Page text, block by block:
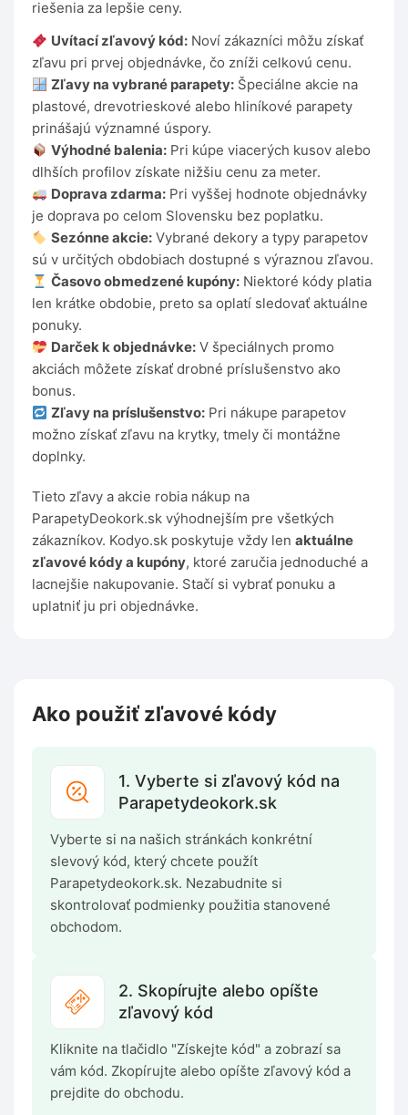
riešenia za lepšie ceny.
Uvítací zľavový kód: Noví zákazníci môžu získať
zľavu pri prvej objednávke, čo zníži celkovú cenu.
Zľavy na vybrané parapety: Špeciálne akcie na
plastové, drevotrieskové alebo hliníkové parapety
prinášajú významné úspory.
Výhodné balenia: Pri kúpe viacerých kusov alebo
dlhších profilov získate nižšiu cenu za meter.
Doprava zdarma: Pri vyššej hodnote objednávky
je doprava po celom Slovensku bez poplatku.
Sezónne akcie: Vybrané dekory a typy parapetov
sú v určitých obdobiach dostupné s výraznou zľavou.
Časovo obmedzené kupóny: Niektoré kódy platia
len krátke obdobie, preto sa oplatí sledovať aktuálne
ponuky.
Darček k objednávke: V špeciálnych promo
akciách môžete získať drobné príslušenstvo ako
bonus.
Zľavy na príslušenstvo: Pri nákupe parapetov
možno získať zľavu na krytky, tmely či montážne
doplnky.
Tieto zľavy a akcie robia nákup na
ParapetyDeokork.sk výhodnejším pre všetkých
zákazníkov. Kodyo.sk poskytuje vždy len aktuálne
zľavové kódy a kupóny, ktoré zaručia jednoduché a
lacnejšie nakupovanie. Stačí si vybrať ponuku a
uplatniť ju pri objednávke.
Ako použiť zľavové kódy
1. Vyberte si zľavový kód na
Parapetydeokork.sk
Vyberte si na našich stránkách konkrétní
slevový kód, který chcete použít
Parapetydeokork.sk. Nezabudnite si
skontrolovať podmienky použitia stanovené
obchodom.
2. Skopírujte alebo opíšte
zľavový kód
Kliknite na tlačidlo "Získejte kód" a zobrazí sa
vám kód. Zkopírujte alebo opíšte zľavový kód a
prejdite do obchodu.